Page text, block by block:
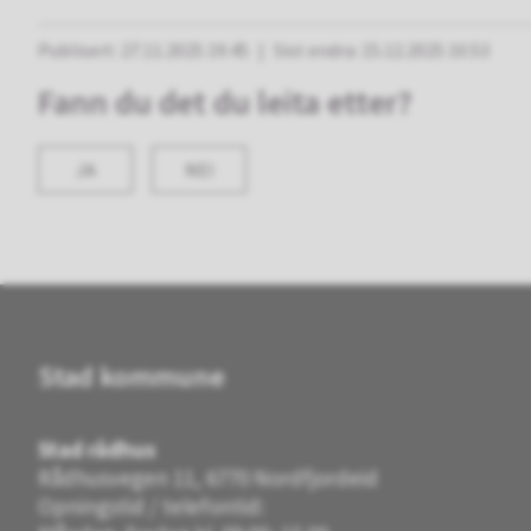
Publisert Sist endra
Fann du det du leita etter?
JA NEI
Stad kommune
Stad rådhus
Rådhusvegen 11, 6770 Nordfjordeid
Opningstid / telefontid: